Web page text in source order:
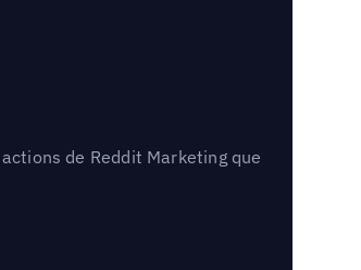
de Reddit Marketing que